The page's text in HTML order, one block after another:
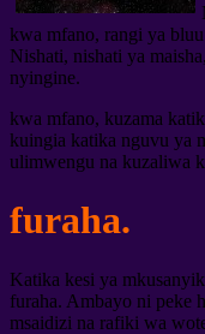
kwa mfano, rangi ya
Nishati, nishati ya
nyingine.
kwa mfano, kuzama
kuingia katika nguvu ya
ulimwengu na kuzaliwa
furaha.
Katika kesi ya
furaha. Ambayo ni peke
msaidizi na rafiki wa